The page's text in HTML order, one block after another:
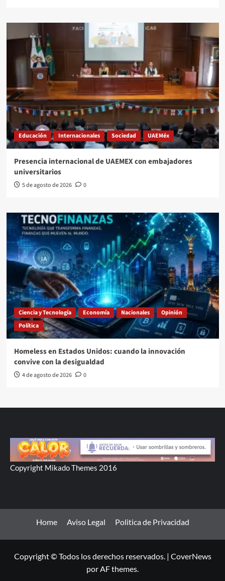
Educación Internacionales Sociedad UAEMéx
Presencia internacional de UAEMEX con embajadores
universitarios
5 de agosto de 2026 0
Ciencia y Tecnología Economía Nacionales
Opinión
Política
Homeless en Estados Unidos: cuando la innovación
convive con la desigualdad
4 de agosto de 2026 0
Copyright Mikado Themes 2016
Home Aviso Legal Politica de Privacidad
Copyright © Todos los derechos reservados. | CoverNews
por AF themes.